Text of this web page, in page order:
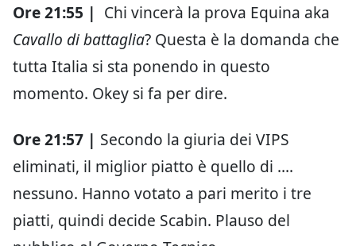
Ore 21:55 | Chi vincerà la prova Equina aka
Cavallo di battaglia? Questa è la domanda che
tutta Italia si sta ponendo in questo
momento. Okey si fa per dire.
Ore 21:57 | Secondo la giuria dei VIPS
eliminati, il miglior piatto è quello di ….
nessuno. Hanno votato a pari merito i tre
piatti, quindi decide Scabin. Plauso del